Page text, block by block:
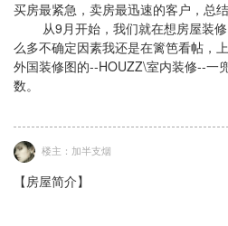
买房最紧急，卖房最迅速的客户，总
从9月开始，我们就在想房屋装修
么多不确定因素我还是在篱笆看帖，
外国装修图的--HOUZZ\室内装修--一
数。
楼主：加半支烟
【房屋简介】